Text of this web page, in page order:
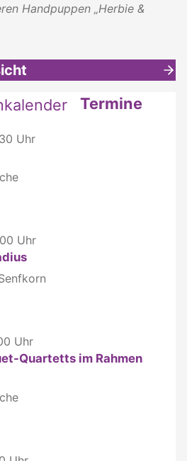
Handpuppen „Herbie &
Termine
Uhr
Uhr
Uhr
Quartetts im Rahmen